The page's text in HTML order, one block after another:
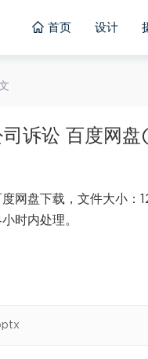
首页 设计
诉讼 百度网
网盘下载，文件大小
时内处理。